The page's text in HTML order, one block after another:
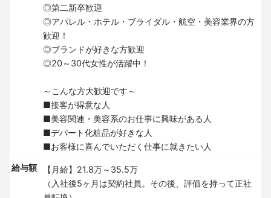
◎第二新卒歓迎
◎アパレル・ホテル・ブライダル・航空・美容業界の方
歓迎！
◎ブランドが好きな方歓迎
◎20～30代女性が活躍中！
～こんな方大歓迎です～
■接客が得意な人
■美容関連・美容系のお仕事に興味がある人
■デパート化粧品が好きな人
■お客様に喜んでいただく仕事に就きたい人
給与額
【月給】21.8万～35.5万
（入社後5ヶ月は契約社員。その後、評価を持って正社